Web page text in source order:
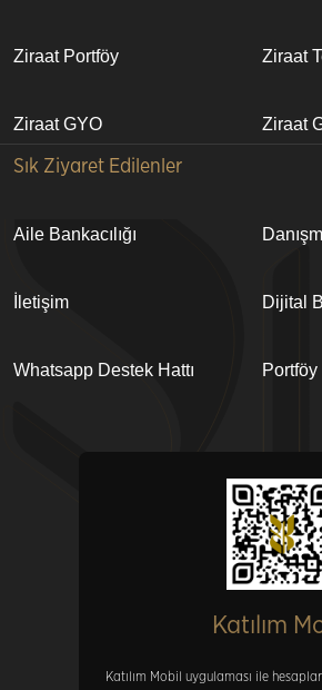
Ziraat Portföy Ziraat
Ziraat GYO Ziraat
Sık Ziyaret Edilenler
Aile Bankacılığı
İletişim Dijital
Whatsapp Destek Hattı Portföy
Katılım
Katılım Mobil uygulaması ile